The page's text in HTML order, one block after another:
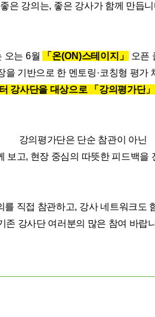
좋은 강의는, 좋은 강사가 함께 만듭
오는 6월 「 온(ON)스테이지 」
오픈
을 기반으로 한 멘토링·코칭형 평가
강사단을 대상으로
「 강의평가단 」
강의평가단은 단순 참관이 아닌
보고, 현장 중심의 따뜻한 피드백을
를 직접 참관하고, 강사 네트워크도
존 강사단 여러분의 많은 참여 바랍